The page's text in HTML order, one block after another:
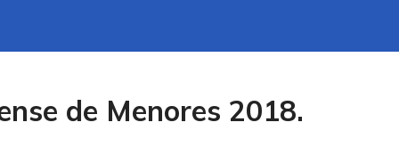
de Menores 2018.